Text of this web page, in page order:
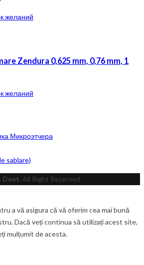
желаний
Zendura 0,625 mm, 0,76 mm, 1
желаний
Микроэтчера
sablare)
Dent. All Right Reserved.
a vă asigura că vă oferim cea mai bună
Dacă veți continua să utilizați acest site,
mulțumit de acesta.